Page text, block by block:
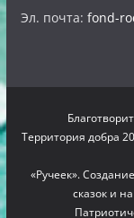
Эл. почта: fond-
Территория добра
«Ручеек».
сказок и